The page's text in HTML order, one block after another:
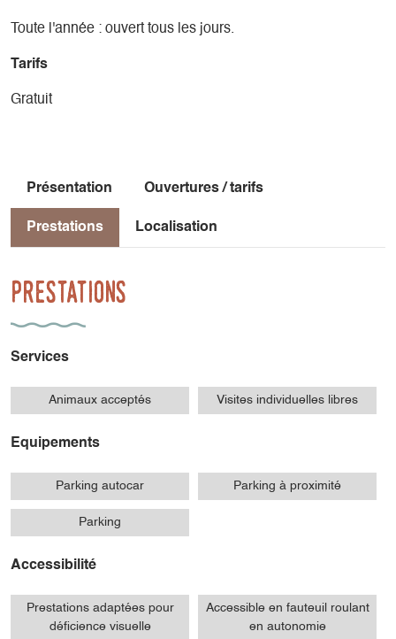
Toute l'année : ouvert tous les jours.
Tarifs
Gratuit
Présentation Ouvertures / tarifs
Prestations Localisation
Prestations
Services
Animaux acceptés Visites individuelles libres
Equipements
Parking autocar Parking à proximité
Parking
Accessibilité
Prestations adaptées pour
déficience visuelle
Accessible en fauteuil roulant
en autonomie